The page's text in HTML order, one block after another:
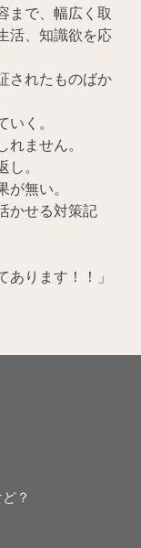
まで、幅広く取
活、知識欲を応
されたものばか
く。
ません。
。
が無い。
かせる対策記
ります！！」
？